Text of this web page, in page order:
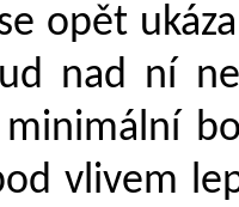
opět
nad ní
vlivem